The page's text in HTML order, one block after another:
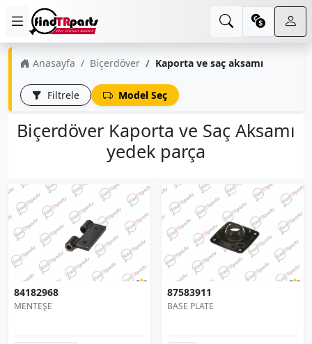
Anasayfa Biçerdöver Kaporta ve saç aksamı
Filtrele Model Seç
Biçerdöver Kaporta ve Saç Aksamı
yedek parça
84182968
MENTEŞE
87583911
BASE PLATE